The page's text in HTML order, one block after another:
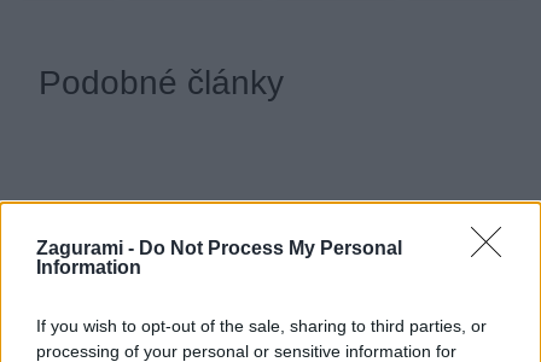
Zagurami - Do Not Process My Personal
Information
If you wish to opt-out of the sale, sharing to third parties, or
processing of your personal or sensitive information for
Podobné články